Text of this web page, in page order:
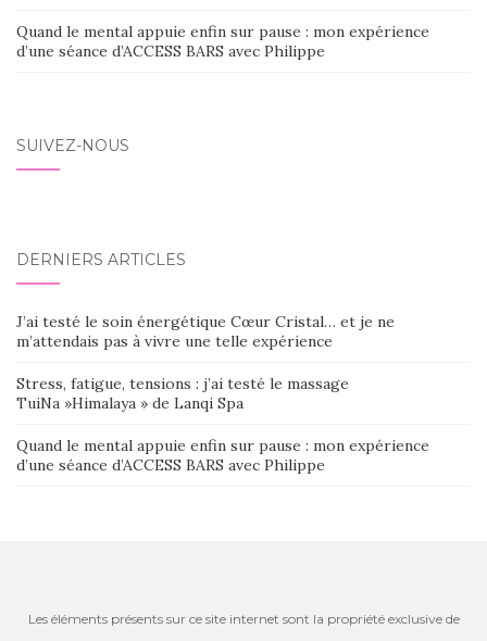
Quand le mental appuie enfin sur pause : mon expérience
d’une séance d’ACCESS BARS avec Philippe
SUIVEZ-NOUS
DERNIERS ARTICLES
J’ai testé le soin énergétique Cœur Cristal… et je ne
m’attendais pas à vivre une telle expérience
Stress, fatigue, tensions : j’ai testé le massage
TuiNa »Himalaya » de Lanqi Spa
Quand le mental appuie enfin sur pause : mon expérience
d’une séance d’ACCESS BARS avec Philippe
Les éléments présents sur ce site internet sont la propriété exclusive de